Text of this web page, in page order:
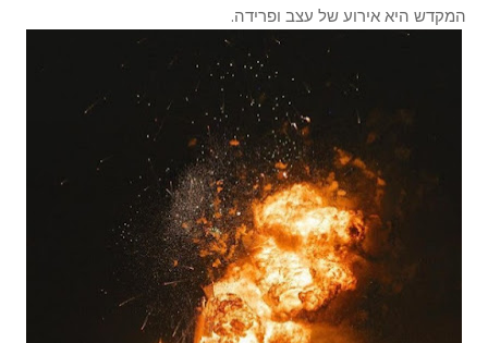
המקדש היא אירוע של עצב ופרידה.